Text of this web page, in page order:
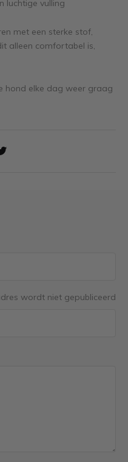
luchtige vulling
met een sterke stof,
alleen comfortabel is,
hond elke dag weer graag
wordt niet gepubliceerd